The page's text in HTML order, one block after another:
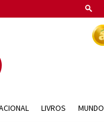
LIVROS MUNDO